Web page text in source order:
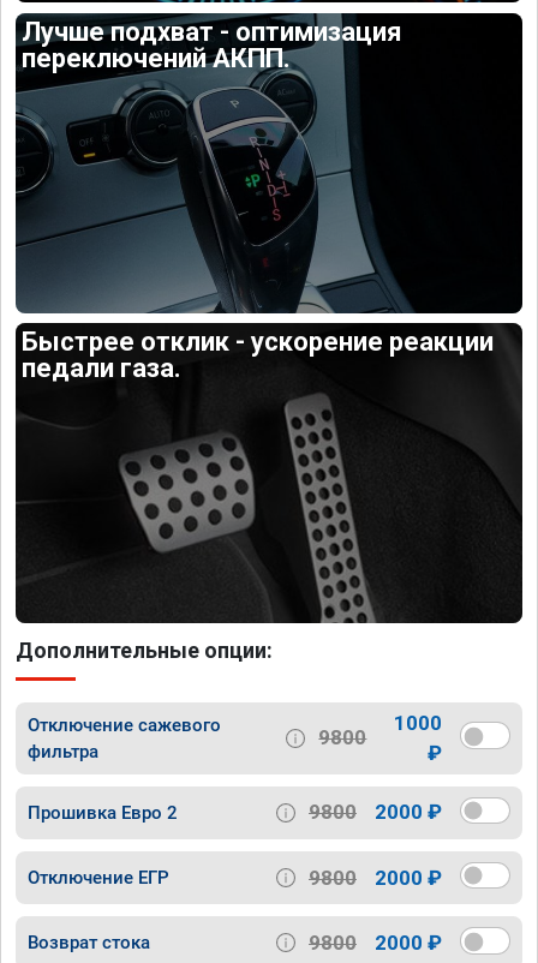
Лучше подхват - оптимизация
переключений АКПП.
Быстрее отклик - ускорение реакции
педали газа.
Дополнительные опции:
Отключение сажевого
фильтра
9800
1000
₽
Прошивка Евро 2 9800 2000 ₽
Отключение ЕГР 9800 2000 ₽
Возврат стока 9800 2000 ₽